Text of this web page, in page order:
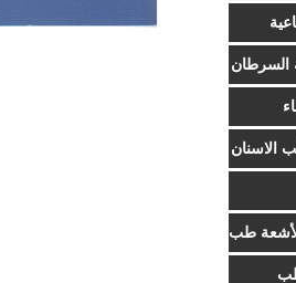
السرطان
الاسنان
لأشعة طب
طب